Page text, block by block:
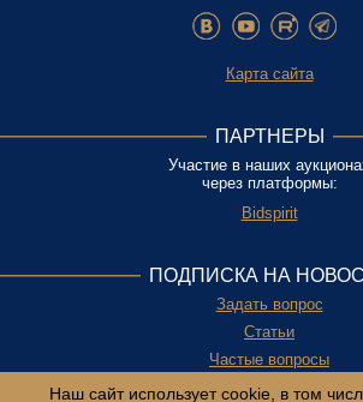
Карта сайта
ПАРТНЕРЫ
Участие в наших
через платформы:
Bidspirit
ПОДПИСКА НА
Задать вопрос
Статьи
Частые вопросы
Политика
Наш сайт использует сооkiе, в том